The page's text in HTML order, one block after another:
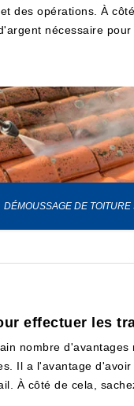
des opérations. À
nécessaire
DÉMOUSSAGE DE TOITURE
effectuer les
nombre
Il a l'avantage
À côté de cela,